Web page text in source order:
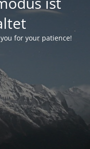
for your patience!